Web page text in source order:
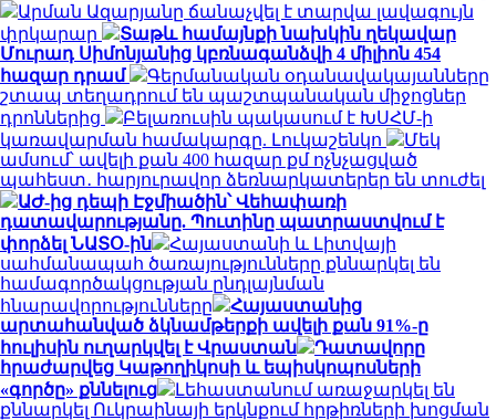
Արման Ազարյանը ճանաչվել է տարվա լավագույն
փրկարար
Տաթև համայնքի նախկին ղեկավար
Մուրադ Սիմոնյանից կբռնագանձվի 4 միլիոն 454
հազար դրամ
Գերմանական օդանավակայանները
շտապ տեղադրում են պաշտպանական միջոցներ
դրոններից
Բելառուսին պակասում է ԽՍՀՄ-ի
կառավարման համակարգը. Լուկաշենկո
Մեկ
ամսում՝ ավելի քան 400 հազար քմ ոչնչացված
պահեստ․ հարյուրավոր ձեռնարկատերեր են տուժել
ԱԺ-ից դեպի Էջմիածին՝ Վեհափառի
դատավարությանը. Պուտինը պատրաստվում է
փորձել ՆԱՏՕ-ին
Հայաստանի և Լիտվայի
սահմանապահ ծառայությունները քննարկել են
համագործակցության ընդլայնման
հնարավորությունները
Հայաստանից
արտահանված ձկնամթերքի ավելի քան 91%-ը
հուլիսին ուղարկվել է Վրաստան
Դատավորը
հրաժարվեց Կաթողիկոսի և եպիսկոպոսների
«գործը» քննելուց
Լեհաստանում առաջարկել են
քննարկել Ուկրաինայի երկնքում հրթիռների խոցման